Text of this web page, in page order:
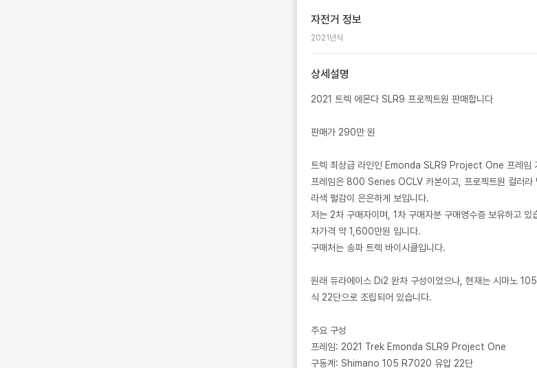
자전거 정보
2021 년식
상세설명
2021 트렉 에몬다 SLR9 프로젝트원 판매합니다
판매가 290만 원
트렉 최상급 라인인 Emonda SLR9 Project One 프레임
프레임은 800 Series OCLV 카본이고, 프로젝트원 컬러라
라색 펄감이 은은하게 보입니다.
저는 2차 구매자이며, 1차 구매자분 구매영수증 보유하고 있
차가격 약 1,600만원 입니다.
구매처는 송파 트렉 바이시클입니다.
원래 듀라에이스 Di2 완차 구성이었으나, 현재는 시마노
식 22단으로 조립되어 있습니다.
주요 구성
프레임: 2021 Trek Emonda SLR9 Project One
구동계: Shimano 105 R7020 유압 22단